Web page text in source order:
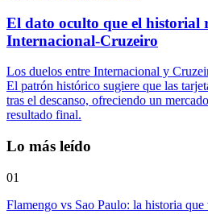
El dato oculto que el historial
Internacional-Cruzeiro
Los duelos entre Internacional y
El patrón histórico sugiere que las
tras el descanso, ofreciendo un
resultado final.
Lo más leído
01
Flamengo vs Sao Paulo: la historia que